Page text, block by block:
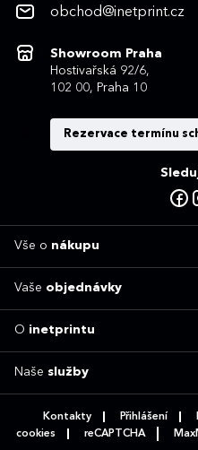
obchod@inetprint.cz
Showroom Praha
Hostivařská 92/6,
102 00, Praha 10
Rezervace termínu
Vše o nákupu
Vaše objednávky
O inetprintu
Naše služby
Kontakty Přihlášení
cookies
reCAPTCHA